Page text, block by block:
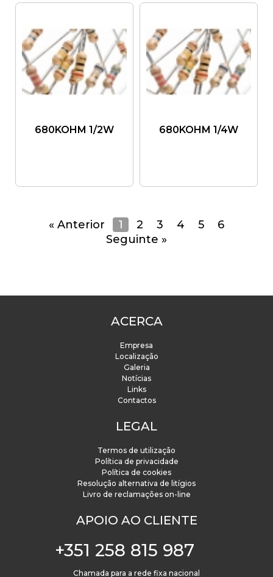
680KOHM 1/2W 680KOHM 1/4W
« Anterior 1 2 3 4 5
6
Seguinte »
ACERCA
Empresa
Localização
Galeria
Notícias
Links
Contactos
LEGAL
Termos de utilização
Política de privacidade
Política de cookies
Resolução alternativa de litígios
Livro de reclamações on-line
APOIO AO CLIENTE
+351 258 815 987
Chamada para a rede fixa nacional